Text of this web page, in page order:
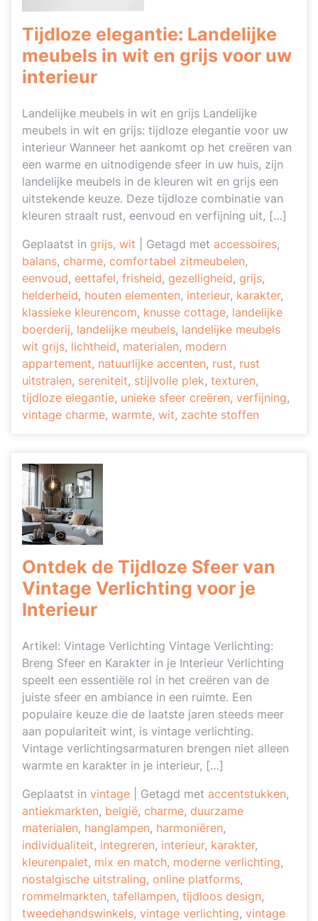
Tijdloze elegantie: Landelijke
meubels in wit en grijs voor uw
interieur
Landelijke meubels in wit en grijs Landelijke
meubels in wit en grijs: tijdloze elegantie voor uw
interieur Wanneer het aankomt op het creëren van
een warme en uitnodigende sfeer in uw huis, zijn
landelijke meubels in de kleuren wit en grijs een
uitstekende keuze. Deze tijdloze combinatie van
kleuren straalt rust, eenvoud en verfijning uit, […]
Geplaatst in grijs, wit Getagd met accessoires,
balans, charme, comfortabel zitmeubelen,
eenvoud, eettafel, frisheid, gezelligheid, grijs,
helderheid, houten elementen, interieur, karakter,
klassieke kleurencom, knusse cottage, landelijke
boerderij, landelijke meubels, landelijke meubels
wit grijs, lichtheid, materialen, modern
appartement, natuurlijke accenten, rust, rust
uitstralen, sereniteit, stijlvolle plek, texturen,
tijdloze elegantie, unieke sfeer creëren, verfijning,
vintage charme, warmte, wit, zachte stoffen
Ontdek de Tijdloze Sfeer van
Vintage Verlichting voor je
Interieur
Artikel: Vintage Verlichting Vintage Verlichting:
Breng Sfeer en Karakter in je Interieur Verlichting
speelt een essentiële rol in het creëren van de
juiste sfeer en ambiance in een ruimte. Een
populaire keuze die de laatste jaren steeds meer
aan populariteit wint, is vintage verlichting.
Vintage verlichtingsarmaturen brengen niet alleen
warmte en karakter in je interieur, […]
Geplaatst in vintage Getagd met accentstukken,
antiekmarkten, belgië, charme, duurzame
materialen, hanglampen, harmoniëren,
individualiteit, integreren, interieur, karakter,
kleurenpalet, mix en match, moderne verlichting,
nostalgische uitstraling, online platforms,
rommelmarkten, tafellampen, tijdloos design,
tweedehandswinkels, vintage verlichting, vintage